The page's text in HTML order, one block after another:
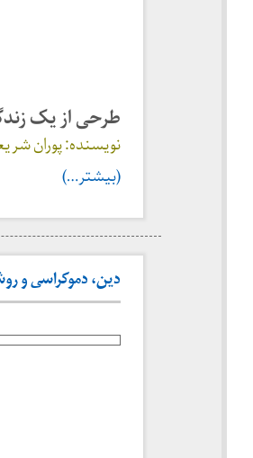
طرحی از یک
نویسنده: پوران
(بیشتر…)
دین، دموکراسی و